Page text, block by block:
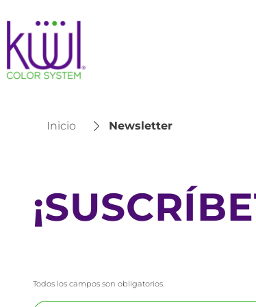
Inicio Newsletter
Todos los campos son obligatorios.